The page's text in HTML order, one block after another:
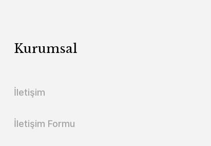
Kurumsal
İletişim
İletişim Formu